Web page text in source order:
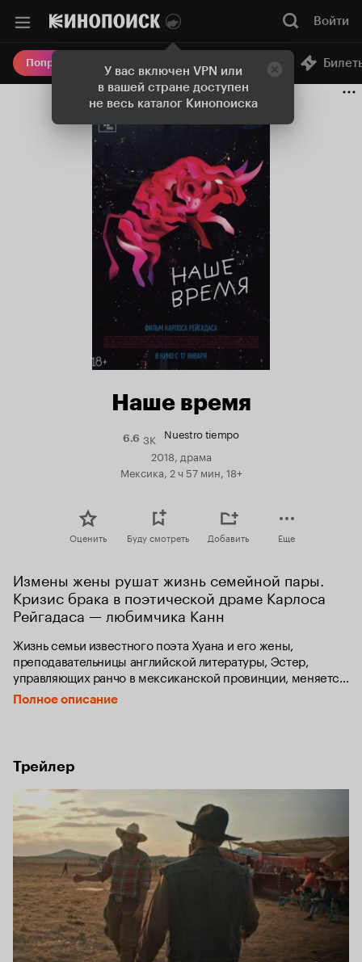
У вас включен VPN или
в вашей стране доступен
не весь каталог Кинопоиска
Войти
Попробовать Плюс Онлайн-кинотеатр
Наше время
6.6Рейтинг
Кинопоиска
3K Nuestro tiempo
2018, драма
Мексика, 2 ч 57 мин, 18+
Оценить Буду смотреть Добавить Еще
Измены жены рушат жизнь семейной пары.
Кризис брака в поэтической драме Карлоса
Рейгадаса — любимчика Канн
Жизнь семьи известного поэта Хуана и его жены,
преподавательницы английской литературы, Эстер,
управляющих ранчо в мексиканской провинции, меняется
после появления американца Фила, объездчика лошадей.
Отношения Эстер и Хуана становятся играми
они выращивают.
Полное описание
Трейлер